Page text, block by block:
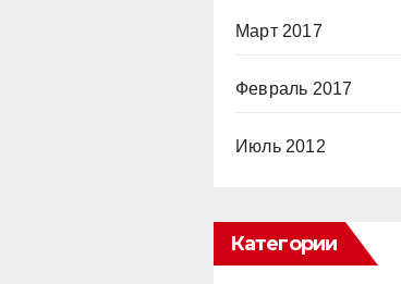
Март 2017
Февраль 2017
Июль 2012
Категории